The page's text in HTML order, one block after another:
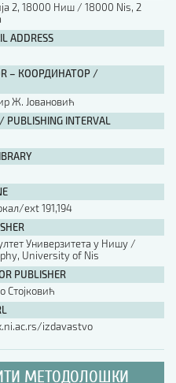
2, 18000 Ниш / 18000 Nis, 2
ADDRESS
– КООРДИНАТОР /
Ж. Јовановић
INTERVAL
ext 191,194
Универзитета у Нишу /
University of Nis
PUBLISHER
Стојковић
izdavastvo
МЕТОДОЛОШКИ